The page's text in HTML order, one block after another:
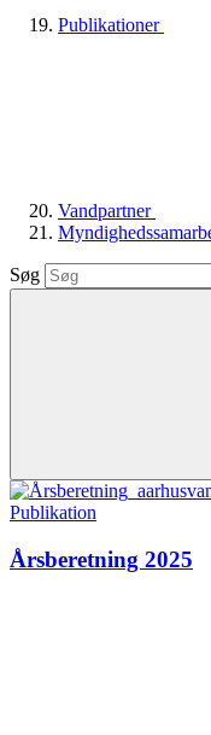
Publikationer
Vandpartner
Søg
Publikation
Årsberetning 2025